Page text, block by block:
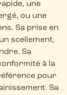
une
ou une
Sa prise en
scellement,
Sa
à la
pour
Sa